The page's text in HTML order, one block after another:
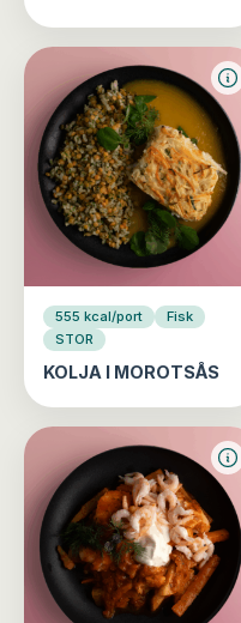
555 kcal/port
Fisk
STOR
KOLJA I MOROTSÅS